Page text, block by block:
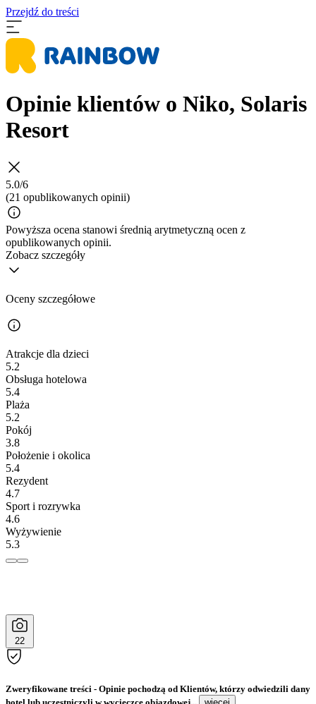
Przejdź do treści
Opinie klientów o Niko, Solaris
Resort
5.0/6
(21 opublikowanych opinii)
Powyższa ocena stanowi średnią arytmetyczną ocen z
opublikowanych opinii.
Zobacz szczegóły
Oceny szczegółowe
Atrakcje dla dzieci
5.2
Obsługa hotelowa
5.4
Plaża
5.2
Pokój
3.8
Położenie i okolica
5.4
Rezydent
4.7
Sport i rozrywka
4.6
Wyżywienie
5.3
22
Zweryfikowane treści - Opinie pochodzą od Klientów, którzy odwiedzili dany